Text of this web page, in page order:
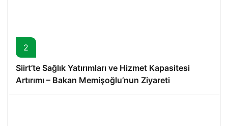
2
Siirt’te Sağlık Yatırımları ve Hizmet Kapasitesi
Artırımı – Bakan Memişoğlu’nun Ziyareti